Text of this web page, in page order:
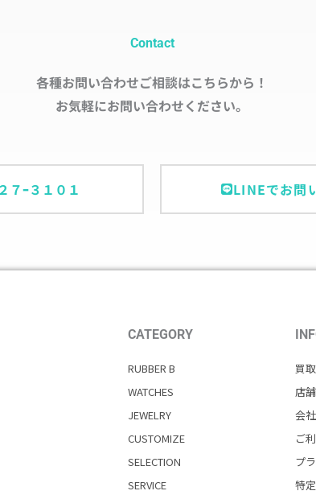
Contact
各種お問い合わせご相談はこちらから！
お気軽にお問い合わせください。
７ｰ３１０１ LINEでお問
CATEGORY
RUBBER B
WATCHES
JEWELRY
CUSTOMIZE
SELECTION
SERVICE
買
店
会
ご
プ
特